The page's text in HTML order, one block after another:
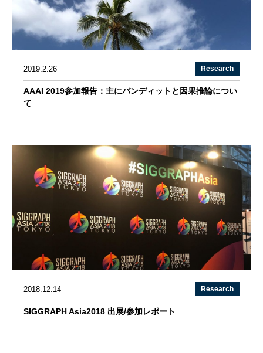
2019.2.26 Research
AAAI 2019参加報告：主にバンディットと因果推論につい
て
2018.12.14 Research
SIGGRAPH Asia2018 出展/参加レポート